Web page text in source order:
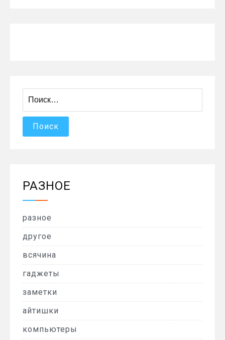
РАЗНОЕ
разное
другое
всячина
гаджеты
заметки
айтишки
компьютеры